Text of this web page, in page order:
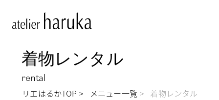
着物レンタル
rental
アトリエはるかTOP メニュー一覧 着物レンタル